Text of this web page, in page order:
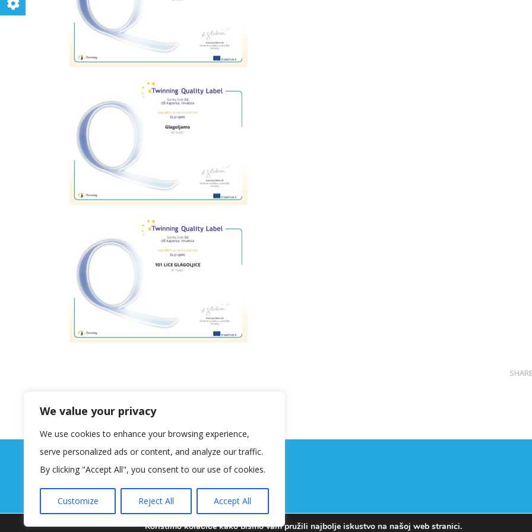
We value your privacy
We use cookies to enhance your browsing experience,
serve personalized ads or content, and analyze our traffic.
By clicking "Accept All", you consent to our use of cookies.
Customize Reject All Accept All
SHARE
Koristimo kolačiće kako bismo vam pružili najbolje iskustvo na našoj web stranici.